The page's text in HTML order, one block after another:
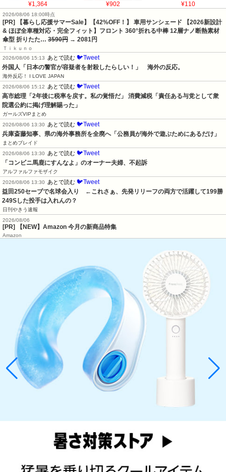
¥1,364 ¥902 ¥110
2026/08/06 18:00時点
[PR] 【暮らし応援サマーSale】【42%OFF！】 車用サンシェード 【2026新設計
& ほぼ全車種対応・完全フィット】フロント 360°折れる中棒 12層ナノ断熱素材
傘型 折りたた… 3590円 → 2081円
Ｔｉｋｕｎｏ
2026/08/06 15:13 あとで読む 🐦Tweet
外国人「日本の警官が容疑者を射殺したらしい！」　海外の反応。
海外反応！ I LOVE JAPAN
2026/08/06 15:12 あとで読む 🐦Tweet
高市総理「2年後に税率を戻す。私の覚悟だ」 消費減税「責任ある与党として衆
院選公約に掲げ理解賜った」
ガールズVIPまとめ
2026/08/06 13:30 あとで読む 🐦Tweet
兵庫斎藤知事、県の海外事務所を全廃へ「公務員が海外で遊ぶためにあるだけ」
まとめブレイド
2026/08/06 13:30 あとで読む 🐦Tweet
「コンビニ馬鹿にすんなよ」のオーナー夫婦、不起訴
アルファルファモザイク
2026/08/06 13:30 あとで読む 🐦Tweet
益田250セーブで名球会入り　←これさぁ、先発リリーフの両方で活躍して199勝
249Sした投手は入れんの？
日刊やきう速報
2026/08/06
[PR] 【NEW】Amazon 今月の新商品特集
Amazon